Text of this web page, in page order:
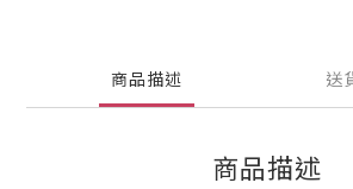
商品描述 送
商品描述